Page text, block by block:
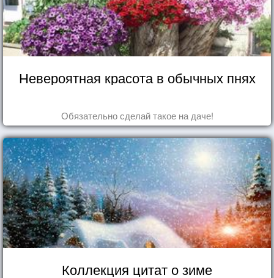
Невероятная красота в обычных пнях
Обязательно сделай такое на даче!
Коллекция цитат о зиме